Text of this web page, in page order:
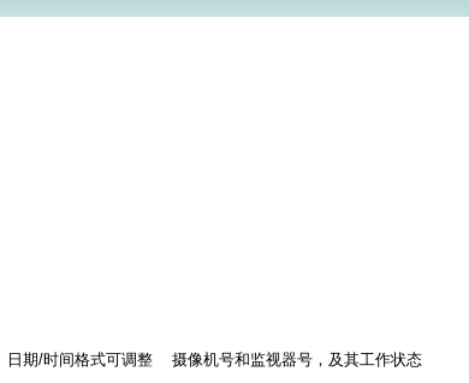
期/时间格式可调整 摄像机号和监视器号，及其工作状态